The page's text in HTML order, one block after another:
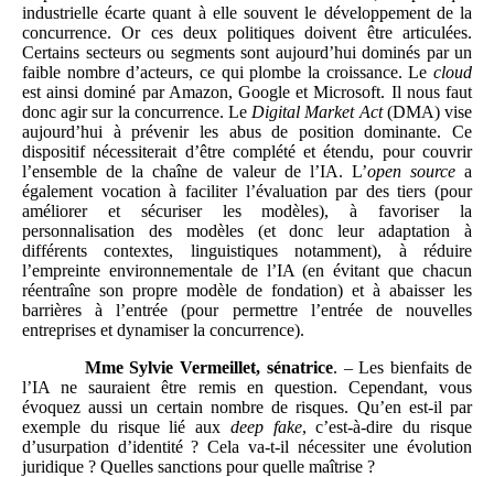
industrielle écarte quant à elle souvent le développement de la
concurrence. Or ces deux politiques doivent être articulées.
Certains secteurs ou segments sont aujourd’hui dominés par un
faible nombre d’acteurs, ce qui plombe la croissance. Le cloud
est ainsi dominé par Amazon, Google et Microsoft. Il nous faut
donc agir sur la concurrence. Le Digital Market Act(DMA) vise
aujourd’hui à prévenir les abus de position dominante. Ce
dispositif nécessiterait d’être complété et étendu, pour couvrir
l’ensemble de la chaîne de valeur de l’IA. L’open sourcea
également vocation à faciliter l’évaluation par des tiers (pour
améliorer et sécuriser les modèles), à favoriser la
personnalisation des modèles (et donc leur adaptation à
différents contextes, linguistiques notamment), à réduire
l’empreinte environnementale de l’IA (en évitant que chacun
réentraîne son propre modèle de fondation) et à abaisser les
barrières à l’entrée (pour permettre l’entrée de nouvelles
entreprises et dynamiser la concurrence).
Mme Sylvie Vermeillet, sénatrice. – Les bienfaits de
l’IA ne sauraient être remis en question. Cependant, vous
évoquez aussi un certain nombre de risques. Qu’en est‑il par
exemple du risque lié aux deep fake, c’est‑à‑dire du risque
d’usurpation d’identité ? Cela va‑t‑il nécessiter une évolution
juridique ? Quelles sanctions pour quelle maîtrise ?